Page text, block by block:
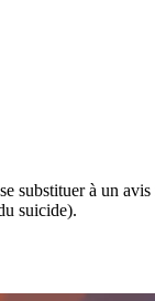
substituer à un
suicide).